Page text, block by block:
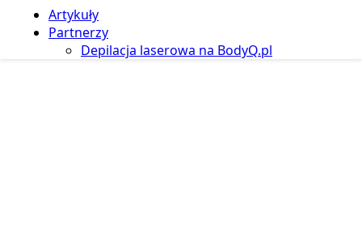
Artykuły
Partnerzy
Depilacja laserowa na BodyQ.pl